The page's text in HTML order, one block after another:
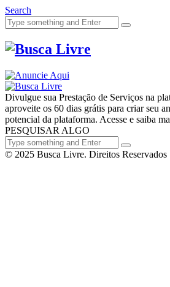
Search
Divulgue sua Prestação de Serviços na
aproveite os 60 dias grátis para criar seu
potencial da plataforma. Acesse e saiba
PESQUISAR ALGO
© 2025 Busca Livre. Direitos Reservados